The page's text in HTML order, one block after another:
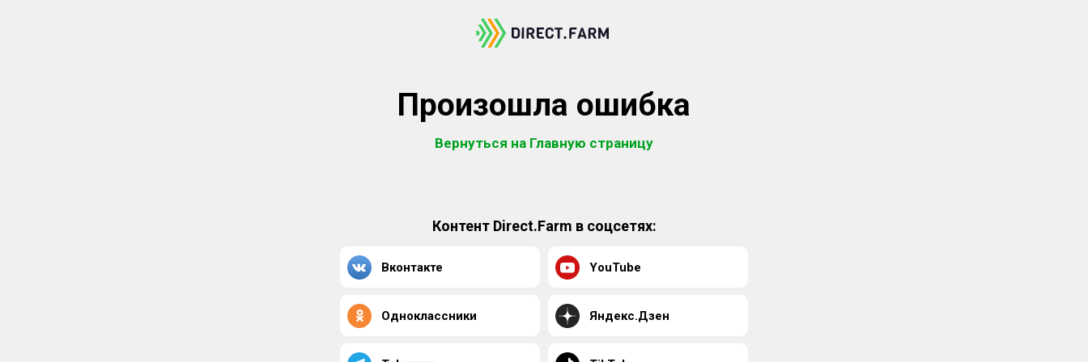
Произошла ошибка
Вернуться на Главную страницу
Контент Direct.Farm в соцсетях:
Вконтакте YouTube
Одноклассники Яндекс.Дзен